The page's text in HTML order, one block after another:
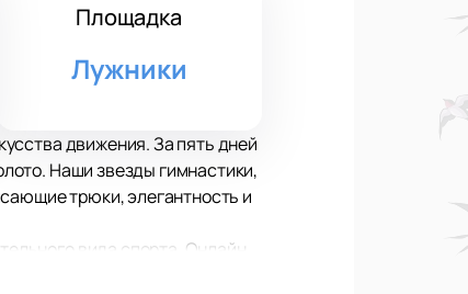
Площадка
Лужники
движения. За пять дней
Наши звезды гимнастики,
трюки, элегантность и
вида спорта. Онлайн
событии. Только у